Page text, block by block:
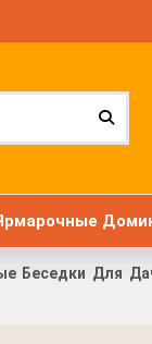
Беседки Для